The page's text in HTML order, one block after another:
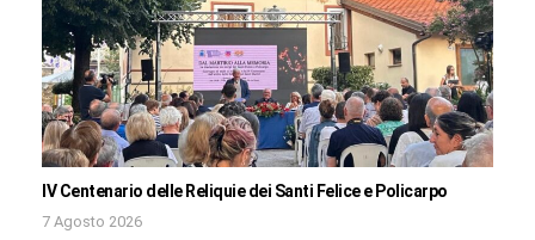
IV Centenario delle Reliquie dei Santi Felice e Policarpo
7 Agosto 2026